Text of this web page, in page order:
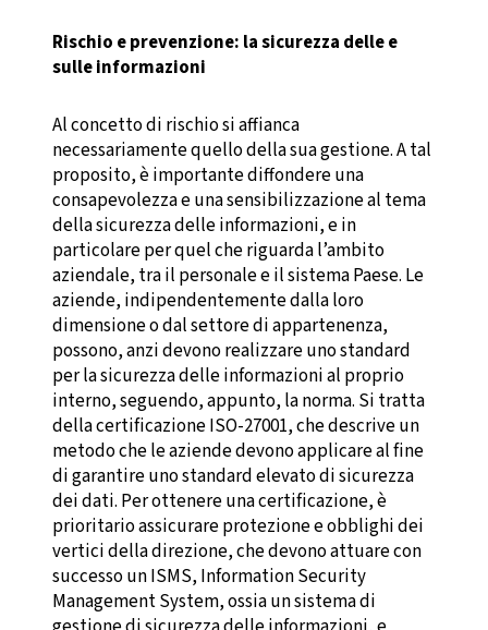
Rischio e prevenzione: la sicurezza delle e
sulle informazioni
Al concetto di rischio si affianca
necessariamente quello della sua gestione. A tal
proposito, è importante diffondere una
consapevolezza e una sensibilizzazione al tema
della sicurezza delle informazioni, e in
particolare per quel che riguarda l’ambito
aziendale, tra il personale e il sistema Paese. Le
aziende, indipendentemente dalla loro
dimensione o dal settore di appartenenza,
possono, anzi devono realizzare uno standard
per la sicurezza delle informazioni al proprio
interno, seguendo, appunto, la norma. Si tratta
della certificazione ISO-27001, che descrive un
metodo che le aziende devono applicare al fine
di garantire uno standard elevato di sicurezza
dei dati. Per ottenere una certificazione, è
prioritario assicurare protezione e obblighi dei
vertici della direzione, che devono attuare con
successo un ISMS, Information Security
Management System, ossia un sistema di